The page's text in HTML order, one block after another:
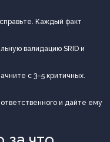
Каждый факт
валидацию SRID и
с 3–5 критичных.
и дайте ему